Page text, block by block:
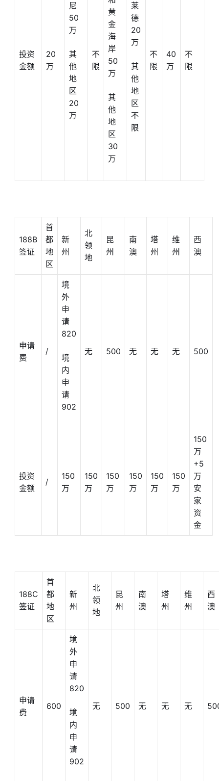
投资
金额
20
万
尼
50
万
其
他
地
区
20
万
不
限
黄
金
海
岸
50
万
其
他
地
区
30
万
莱
德
20
万
其
他
地
区
不
限
不
限
40
万
不
限
188B
签证
首
都
地
区
新
州
北
领
地
昆
州
南
澳
塔
州
维
州
西
澳
申请
费
/
境
外
申
请
820
境
内
申
请
902
无 500 无 无 无 500
投资
金额
/
150
万
150
万
150
万
150
万
150
万
150
万
150
万
+5
万
安
家
资
金
188C
签证
首
都
地
区
新
州
北
领
地
昆
州
南
澳
塔
州
维
州
西
澳
申请
费
600
境
外
申
请
820
境
内
申
请
902
无 500 无 无 无